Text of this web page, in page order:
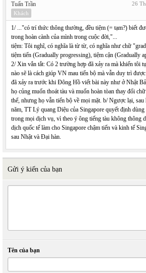
26
Tuấn Trần
Khách
1/ ..."có trí thức thông thường, đều tiệm (= tạm?) biết
trong hoàn cành của mình trong cuộc đời,"...
tiệm: Tôi nghĩ, có nghĩa là từ từ, có nghĩa như chữ
tiệm tiến (Gradually progressing), tiệm cận (Gradually
2/ Xin vắn tắt: Có 2 trường hợp đã xảy ra mà khiến tôi
nào sẽ là cách giúp VN mau tiến bộ mà vẫn duy trì
đã xảy ra trước khi Đông Hồ viết bài này như ở Nhật
họ củng muốn thoát tàu và muốn hoàn tòan thay đổi
thể, nhưng họ vẫn tiến bộ về mọi mặt. b/ Ngược lại,
năm, TT Lý quang Diệu của Singapore quyết định
trong mọi dịch vụ, vì theo ý ông tiếng tàu không thông
dịch quốc tế làm cho Singapore chậm tiến và kinh tế
sau Nhật và Đại hàn.
Gửi ý kiến của bạn
Tên của bạn